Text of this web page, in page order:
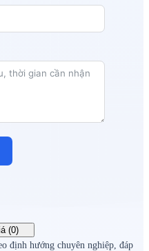
(0)
định hướng chuyên nghiệp, đáp